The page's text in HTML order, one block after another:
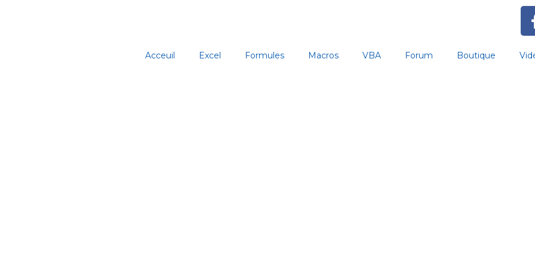
Acceuil Excel Formules Macros VBA Forum Boutique